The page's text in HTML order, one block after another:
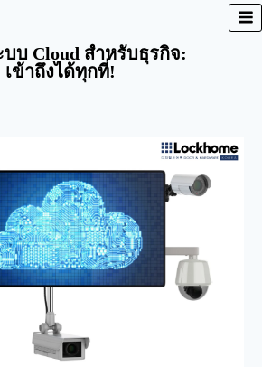
บ Cloud สำหรับธุรกิจ:
ข้าถึงได้ทุกที่!